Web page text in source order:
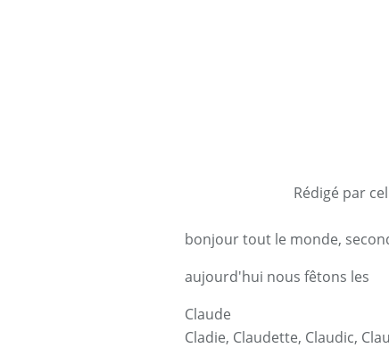
Rédigé par
bonjour tout le monde,
aujourd'hui nous fêtons les
Claude
Cladie, Claudette, Claudic,